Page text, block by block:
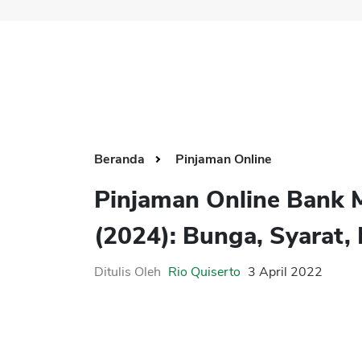
Beranda Pinjaman Online
Pinjaman Online Bank
(2024): Bunga, Syarat,
Ditulis Oleh Rio Quiserto 3 April 2022